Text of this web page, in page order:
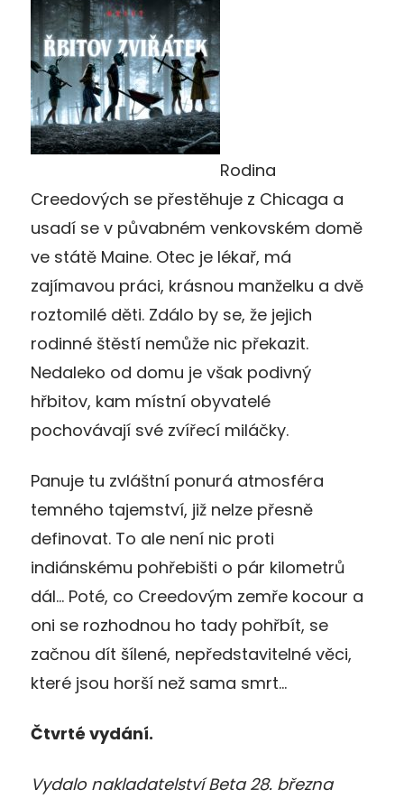
Rodina
Creedových se přestěhuje z Chicaga a
usadí se v půvabném venkovském domě
ve státě Maine. Otec je lékař, má
zajímavou práci, krásnou manželku a dvě
roztomilé děti. Zdálo by se, že jejich
rodinné štěstí nemůže nic překazit.
Nedaleko od domu je však podivný
hřbitov, kam místní obyvatelé
pochovávají své zvířecí miláčky.
Panuje tu zvláštní ponurá atmosféra
temného tajemství, již nelze přesně
definovat. To ale není nic proti
indiánskému pohřebišti o pár kilometrů
dál… Poté, co Creedovým zemře kocour a
oni se rozhodnou ho tady pohřbít, se
začnou dít šílené, nepředstavitelné věci,
které jsou horší než sama smrt…
Čtvrté vydání.
Vydalo nakladatelství Beta 28. března